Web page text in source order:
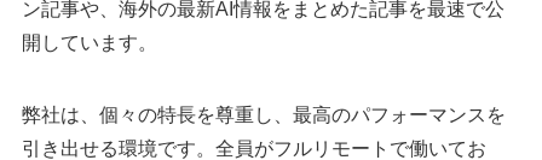
ン記事や、海外の最新AI情報をまとめた記事を最速で公
開しています。
弊社は、個々の特長を尊重し、最高のパフォーマンスを
引き出せる環境です。全員がフルリモートで働いてお